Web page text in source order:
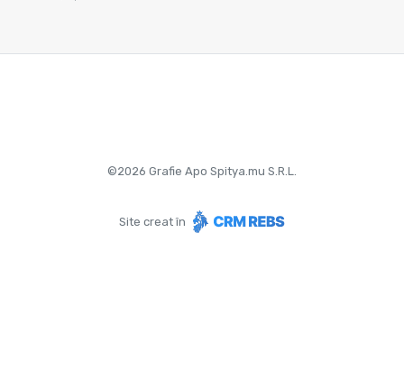
©2026 Grafie Apo Spitya.mu S.R.L.
Site creat în